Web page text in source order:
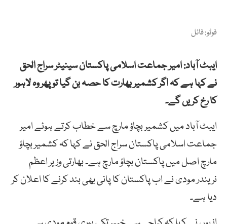
فوٹو: فائل
ایبٹ آباد: امیر جماعت اسلامی پاکستان سینیٹر سراج الحق
نے کہا ہے کہ اگر کشمیر بھارت کا حصہ بن گیا تو پھر وہ لاہور
کا رخ کریں گے۔
ایبٹ آباد میں کشمیر بچاؤ مارچ سے خطاب کرتے ہوئے امیر
جماعت اسلامی پاکستان سراج الحق نے کہا کہ کشمیر بچاؤ
مارچ اصل میں پاکستان بچاؤ مارچ ہے۔ بھارتی وزیر اعظم
نریندر مودی نے اب پاکستان کا پانی بھی بند کرنے کا اعلان کر
دیا ہے۔